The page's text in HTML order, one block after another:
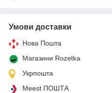
Умови доставки
Нова Пошта
Магазини Rozetka
Укрпошта
Meest ПОШТА